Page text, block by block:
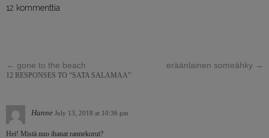
12 kommenttia
← gone to the beach eräänlainen someähky →
12 RESPONSES TO “SATA SALAMAA”
Hanne July 13, 2018 at 10:36 pm
Hei! Mistä nuo ihanat rannekorut?